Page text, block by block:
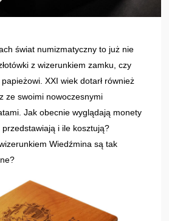
świat numizmatyczny to już nie
z wizerunkiem zamku, czy
XXI wiek dotarł również
ze swoimi nowoczesnymi
Jak obecnie wyglądają monety
i ile kosztują?
Wiedźmina są tak